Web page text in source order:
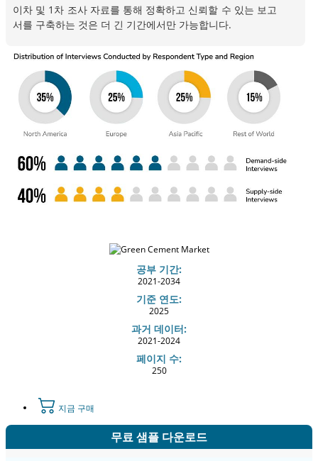
이차 및 1차 조사 자료를 통해 정확하고 신뢰할 수 있는 보고
서를 구축하는 것은 더 긴 기간에서만 가능합니다.
공부 기간:
2021-2034
기준 연도:
2025
과거 데이터:
2021-2024
페이지 수:
250
지금 구매
무료 샘플 다운로드